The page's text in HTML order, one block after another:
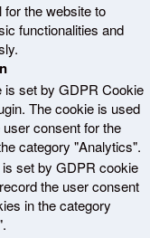
the website to
functionalities and
is set by GDPR Cookie
The cookie is used
consent for the
category "Analytics".
set by GDPR cookie
the user consent
in the category